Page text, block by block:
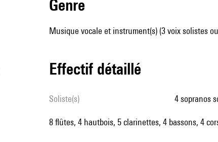
genre
Musique vocale et instrument(s) (3 voix solistes
effectif détaillé
Soliste(s) 4
8 flûtes, 4 hautbois, 5 clarinettes, 4 bassons, 4